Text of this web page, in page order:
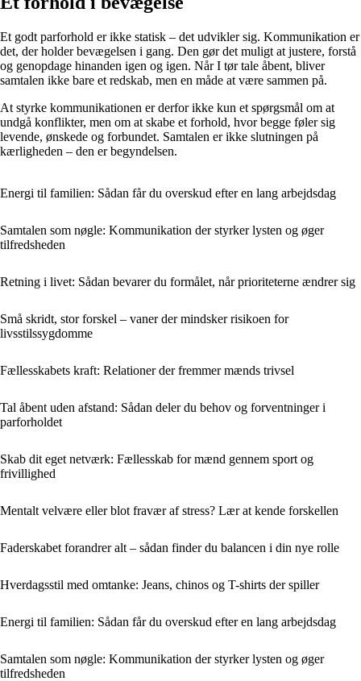
Et godt parforhold er ikke statisk – det udvikler sig. Kommunikation er
det, der holder bevægelsen i gang. Den gør det muligt at justere, forstå
og genopdage hinanden igen og igen. Når I tør tale åbent, bliver
samtalen ikke bare et redskab, men en måde at være sammen på.
At styrke kommunikationen er derfor ikke kun et spørgsmål om at
undgå konflikter, men om at skabe et forhold, hvor begge føler sig
levende, ønskede og forbundet. Samtalen er ikke slutningen på
kærligheden – den er begyndelsen.
Energi til familien: Sådan får du overskud efter en lang arbejdsdag
Samtalen som nøgle: Kommunikation der styrker lysten og øger
tilfredsheden
Retning i livet: Sådan bevarer du formålet, når prioriteterne ændrer sig
Små skridt, stor forskel – vaner der mindsker risikoen for
livsstilssygdomme
Fællesskabets kraft: Relationer der fremmer mænds trivsel
Tal åbent uden afstand: Sådan deler du behov og forventninger i
parforholdet
Skab dit eget netværk: Fællesskab for mænd gennem sport og
frivillighed
Mentalt velvære eller blot fravær af stress? Lær at kende forskellen
Faderskabet forandrer alt – sådan finder du balancen i din nye rolle
Hverdagsstil med omtanke: Jeans, chinos og T-shirts der spiller
Energi til familien: Sådan får du overskud efter en lang arbejdsdag
Samtalen som nøgle: Kommunikation der styrker lysten og øger
tilfredsheden